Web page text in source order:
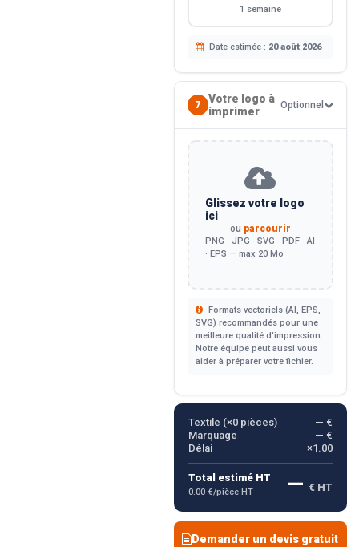
1 semaine
Date estimée : 20 août 2026
7
Votre logo à
imprimer
Optionnel
Glissez votre logo
ici
ou parcourir
PNG · JPG · SVG · PDF · AI
· EPS — max 20 Mo
Formats vectoriels (AI, EPS,
SVG) recommandés pour une
meilleure qualité d'impression.
Notre équipe peut aussi vous
aider à préparer votre fichier.
Textile (×0pièces)
— €
Marquage
— €
Délai
×1.00
Total estimé HT
0.00 €/pièce HT — € HT
Demander un devis gratuit